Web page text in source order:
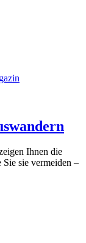
Ihnen die
sie vermeiden –